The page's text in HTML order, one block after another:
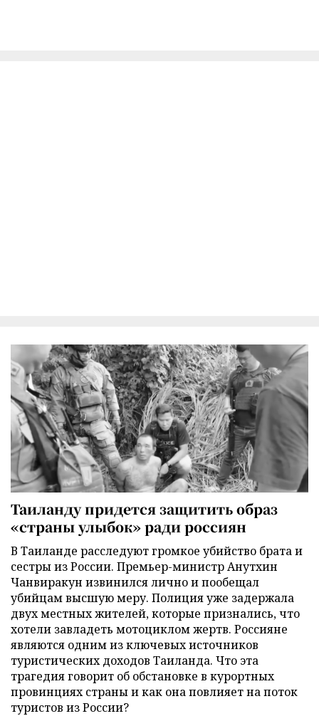
Таиланду придется защитить образ
«страны улыбок» ради россиян
В Таиланде расследуют громкое убийство брата и
сестры из России. Премьер-министр Анутхин
Чанвиракун извинился лично и пообещал
убийцам высшую меру. Полиция уже задержала
двух местных жителей, которые признались, что
хотели завладеть мотоциклом жертв. Россияне
являются одним из ключевых источников
туристических доходов Таиланда. Что эта
трагедия говорит об обстановке в курортных
провинциях страны и как она повлияет на поток
туристов из России?